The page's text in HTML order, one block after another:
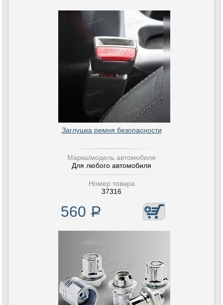
Заглушка ремня безопасности
Марка/модель автомобиля
Для любого автомобиля
Номер товара
37316
560 Р